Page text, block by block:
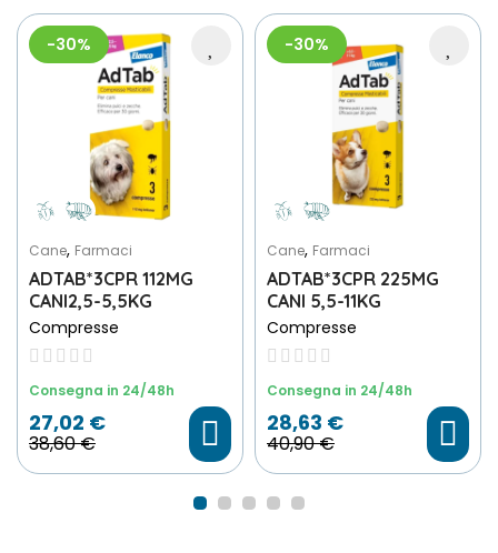
-30%
Cane, Farmaci
ADTAB*3CPR 112MG
CANI2,5-5,5KG
Compresse
Consegna in 24/48h
38,60 €
27,02 €
-30%
Cane, Farmaci
ADTAB*3CPR 225MG
CANI 5,5-11KG
Compresse
Consegna in 24/48h
40,90 €
28,63 €